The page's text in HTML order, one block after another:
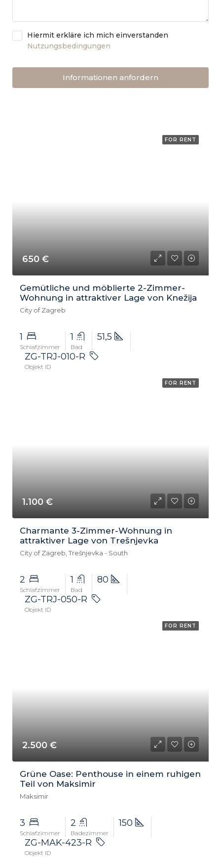
Hiermit erkläre ich mich einverstanden
Nutzungsbedingungen
Informationen anfordern
FOR RENT
650 €
Gemütliche und möblierte 2-Zimmer-
Wohnung in attraktiver Lage von Knežija
City of Zagreb
1
Schlafzimmer
1
Bad
51,5
ZG-TRJ-010-R
Objekt ID
FOR RENT
1.100 €
Charmante 3-Zimmer-Wohnung in
attraktiver Lage von Trešnjevka
City of Zagreb, Trešnjevka - South
2
Schlafzimmer
1
Bad
80
ZG-TRJ-050-R
Objekt ID
FOR RENT
2.500 €
Grüne Oase: Penthouse in einem ruhigen
Teil von Maksimir
Maksimir
3
Schlafzimmer
2
Badezimmer
150
ZG-MAK-423-R
Objekt ID